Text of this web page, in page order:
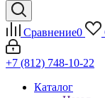
Сравнение0
+7 (812) 748-10-22
Каталог